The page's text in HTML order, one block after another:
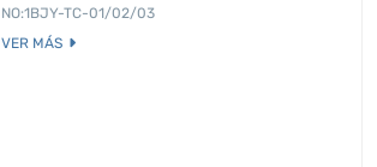
NO:1BJY-TC-01/02/03
VER MÁS